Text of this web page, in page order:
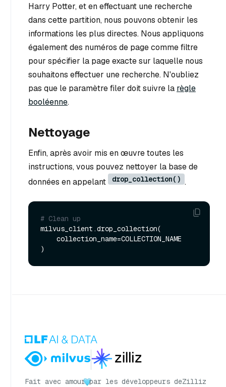
Harry Potter, et en effectuant une recherche
dans cette partition, nous pouvons obtenir les
informations les plus directes. Nous appliquons
également des numéros de page comme filtre
pour spécifier la page exacte sur laquelle nous
souhaitons effectuer une recherche. N'oubliez
pas que le paramètre filer doit suivre la règle
booléenne.
Nettoyage
Enfin, après avoir mis en œuvre toutes les
instructions, vous pouvez nettoyer la base de
données en appelant
drop_collection() .
# Clean up
milvus_client.drop_collection(
Fait avec amour par les développeurs deZilliz